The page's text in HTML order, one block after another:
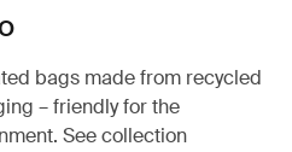
bags made from recycled
– friendly for the
See collection